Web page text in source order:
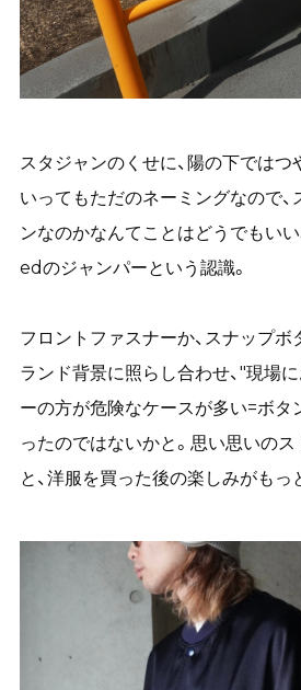
スタジャンのくせに、陽の下ではつ
いってもただのネーミングなので
ンなのかなんてことはどうでもい
edのジャンパーという認識。
フロントファスナーか、スナップボ
ランド背景に照らし合わせ、"現場
ーの方が危険なケースが多い=ボタ
ったのではないかと。思い思いの
と、洋服を買った後の楽しみがもっ